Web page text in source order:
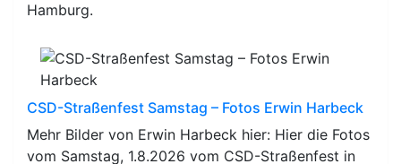
Hamburg.
CSD-Straßenfest Samstag – Fotos Erwin Harbeck
Mehr Bilder von Erwin Harbeck hier: Hier die Fotos
vom Samstag, 1.8.2026 vom CSD-Straßenfest in